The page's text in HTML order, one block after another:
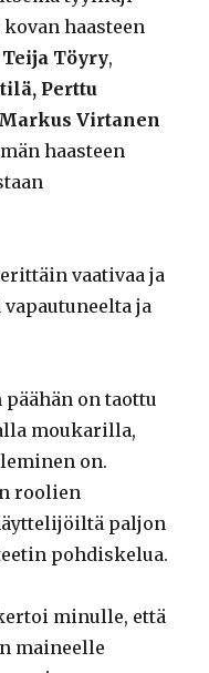
haasteen
Teija Töyry,
Perttu
Markus Virtanen
haasteen
vaativaa ja
ja
on taottu
moukarilla,
on.
roolien
paljon
pohdiskelua.
minulle, että
maineelle